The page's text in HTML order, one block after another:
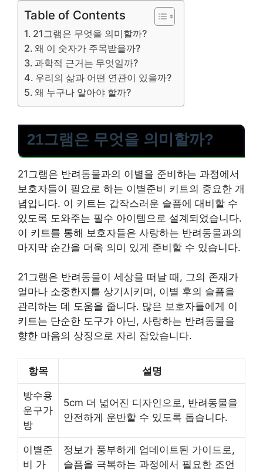
Table of Contents
21그램은 무엇을 의미할까?
왜 이 숫자가 주목받을까?
과학적 근거는 무엇일까?
우리의 삶과 어떤 연관이 있을까?
왜 누구나 알아야 할까?
21그램은 무엇을 의미할까?
21그램은 반려동물과의 이별을 준비하는 과정에서
보호자들이 필요로 하는 이별준비 키트의 중요한 개
념입니다. 이 키트는 갑작스러운 슬픔에 대비할 수
있도록 도와주는 필수 아이템으로 설계되었습니다.
이 키트를 통해 보호자들은 사랑하는 반려동물과의
마지막 순간을 더욱 의미 있게 준비할 수 있습니다.
21그램은 반려동물이 세상을 떠날 때, 그의 존재가
얼마나 소중한지를 상기시키며, 이별 후의 슬픔을
관리하는 데 도움을 줍니다. 많은 보호자들에게 이
키트는 단순한 도구가 아닌, 사랑하는 반려동물을
향한 마음의 상징으로 자리 잡았습니다.
항목 설명
방수용
운구가
방
5cm 더 넓어진 디자인으로, 반려동물을
안전하게 운반할 수 있도록 돕습니다.
이별준
비 가
정보가 풍부하게 업데이트된 가이드로,
슬픔을 극복하는 과정에서 필요한 조언